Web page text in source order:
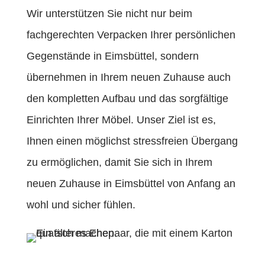
Wir unterstützen Sie nicht nur beim
fachgerechten Verpacken Ihrer persönlichen
Gegenstände in Eimsbüttel, sondern
übernehmen in Ihrem neuen Zuhause auch
den kompletten Aufbau und das sorgfältige
Einrichten Ihrer Möbel. Unser Ziel ist es,
Ihnen einen möglichst stressfreien Übergang
zu ermöglichen, damit Sie sich in Ihrem
neuen Zuhause in Eimsbüttel von Anfang an
wohl und sicher fühlen.